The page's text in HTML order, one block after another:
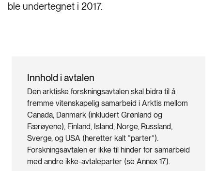
ble undertegnet i 2017.
Innhold i avtalen
Den arktiske forskningsavtalen skal bidra til å
fremme vitenskapelig samarbeid i Arktis mellom
Canada, Danmark (inkludert Grønland og
Færøyene), Finland, Island, Norge, Russland,
Sverge, og USA (heretter kalt “parter”).
Forskningsavtalen er ikke til hinder for samarbeid
med andre ikke-avtaleparter (se Annex 17).